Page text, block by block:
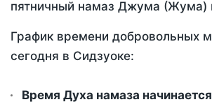
пятничный намаз Джума (Жума)
График времени добровольных
сегодня в Сидзуоке:
Время Духа намаза